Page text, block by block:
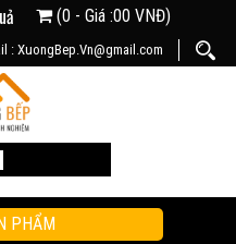
(0 - Giá :00 VNĐ)
: XuongBep.Vn@gmail.com
PHẨM